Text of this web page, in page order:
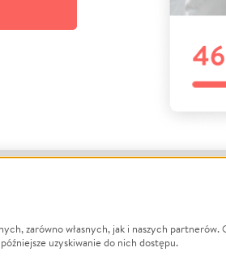
O nas
zarówno własnych, jak i naszych
uzyskiwanie do nich dostępu.